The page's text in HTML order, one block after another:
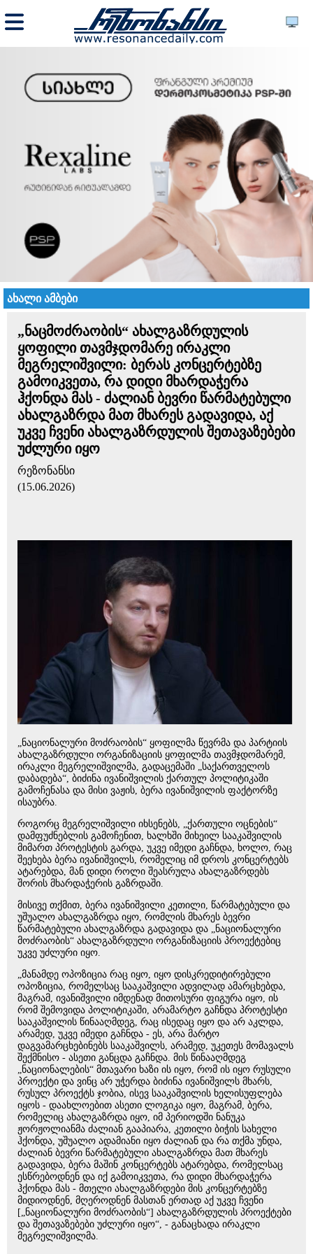
ახალი ამბები
„ნაცმოძრაობის“ ახალგაზრდულის
ყოფილი თავმჯდომარე ირაკლი
მეგრელიშვილი: ბერას კონცერტებზე
გამოიკვეთა, რა დიდი მხარდაჭერა
ჰქონდა მას - ძალიან ბევრი წარმატებული
ახალგაზრდა მათ მხარეს გადავიდა, აქ
უკვე ჩვენი ახალგაზრდულის შეთავაზებები
უძლური იყო
რეზონანსი
(15.06.2026)
„ნაციონალური მოძრაობის“ ყოფილმა წევრმა და პარტიის
ახალგაზრდული ორგანიზაციის ყოფილმა თავმჯდომარემ,
ირაკლი მეგრელიშვილმა, გადაცემაში „საქართველოს
დაბადება“, ბიძინა ივანიშვილის ქართულ პოლიტიკაში
გამოჩენასა და მისი ვაჟის, ბერა ივანიშვილის ფაქტორზე
ისაუბრა.
როგორც მეგრელიშვილი იხსენებს, „ქართული ოცნების“
დამფუძნებლის გამოჩენით, ხალხში მიხეილ სააკაშვილის
მიმართ პროტესტის გარდა, უკვე იმედი გაჩნდა, ხოლო, რაც
შეეხება ბერა ივანიშვილს, რომელიც იმ დროს კონცერტებს
ატარებდა, მან დიდი როლი შეასრულა ახალგაზრდებს
შორის მხარდაჭერის გაზრდაში.
მისივე თქმით, ბერა ივანიშვილი კეთილი, წარმატებული და
უშუალო ახალგაზრდა იყო, რომლის მხარეს ბევრი
წარმატებული ახალგაზრდა გადავიდა და „ნაციონალური
მოძრაობის“ ახალგაზრდული ორგანიზაციის პროექტებიც
უკვე უძლური იყო.
„მანამდე ოპოზიცია რაც იყო, იყო დისკრედიტირებული
ოპოზიცია, რომელსაც სააკაშვილი ადვილად ამარცხებდა,
მაგრამ, ივანიშვილი იმდენად მითოსური ფიგურა იყო, ის
რომ შემოვიდა პოლიტიკაში, არამარტო გაჩნდა პროტესტი
სააკაშვილის წინააღმდეგ, რაც ისედაც იყო და არ აკლდა,
არამედ, უკვე იმედი გაჩნდა - ეს, არა მარტო
დაგვამარცხებინებს სააკაშვილს, არამედ, უკეთეს მომავალს
შექმნისო - ასეთი განცდა გაჩნდა. მის წინააღმდეგ
„ნაციონალების“ მთავარი ხაზი ის იყო, რომ ის იყო რუსული
პროექტი და ვინც არ უჭერდა ბიძინა ივანიშვილს მხარს,
რუსულ პროექტს ჯობია, ისევ სააკაშვილის ხელისუფლება
იყოს - დაახლოებით ასეთი ლოგიკა იყო, მაგრამ, ბერა,
რომელიც ახალგაზრდა იყო, იმ პერიოდში ნანუკა
ჟორჟოლიანმა ძალიან გააპიარა, კეთილი ბიჭის სახელი
ჰქონდა, უშუალო ადამიანი იყო ძალიან და რა თქმა უნდა,
ძალიან ბევრი წარმატებული ახალგაზრდა მათ მხარეს
გადავიდა, ბერა მაშინ კონცერტებს ატარებდა, რომელსაც
ესწრებოდნენ და იქ გამოიკვეთა, რა დიდი მხარდაჭერა
ჰქონდა მას - მთელი ახალგაზრდები მის კონცერტებზე
მიდიოდნენ, მღეროდნენ მასთან ერთად აქ უკვე ჩვენი
[„ნაციონალური მოძრაობის“] ახალგაზრდულის პროექტები
და შეთავაზებები უძლური იყო“, - განაცხადა ირაკლი
მეგრელიშვილმა.